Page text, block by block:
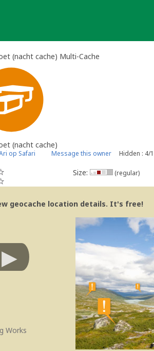
(nacht cache) Multi-Cache
(nacht cache)
op Safari Message this owner Hidden : 4/
Size: (regular)
geocache location details. It's free!
Works